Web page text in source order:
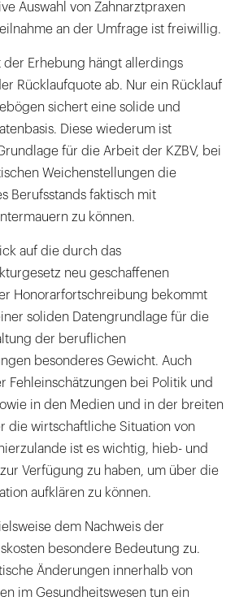
Auswahl von Zahnarztpraxen
an der Umfrage ist freiwillig.
der Erhebung hängt allerdings
Rücklaufquote ab. Nur ein Rücklauf
sichert eine solide und
Diese wiederum ist
für die Arbeit der KZBV, bei
Weichenstellungen die
Berufsstands faktisch mit
zu können.
auf die durch das
neu geschaffenen
Honorarfortschreibung bekommt
soliden Datengrundlage für die
der beruflichen
besonderes Gewicht. Auch
Fehleinschätzungen bei Politik und
in den Medien und in der breiten
die wirtschaftliche Situation von
ist es wichtig, hieb- und
Verfügung zu haben, um über die
aufklären zu können.
dem Nachweis der
besondere Bedeutung zu.
Änderungen innerhalb von
im Gesundheitswesen tun ein